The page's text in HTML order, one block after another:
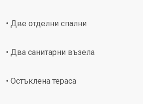
• Две отделни спални
• Два санитарни възела
• Остъклена тераса